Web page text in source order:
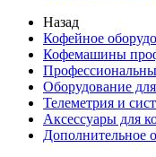
Назад
Кофейное
Кофемашины
Оборудование
Телеметрия и
Аксессуары для
Дополнительное